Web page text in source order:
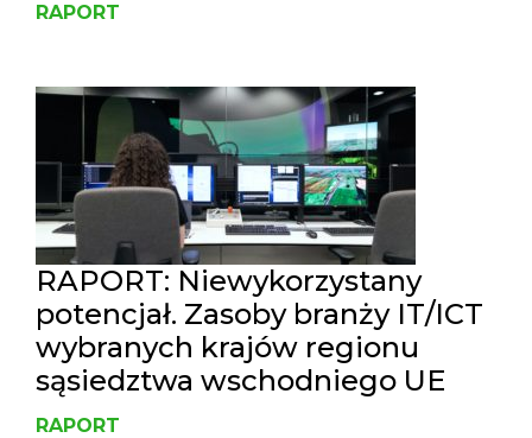
RAPORT
RAPORT: Niewykorzystany
potencjał. Zasoby branży IT/ICT
wybranych krajów regionu
sąsiedztwa wschodniego UE
RAPORT